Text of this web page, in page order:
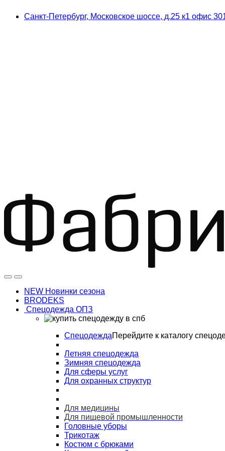
Санкт-Петербург, Московское шоссе, д.25 к1 офис
NEW Новинки сезона
BRODEKS
Спецодежда ОПЗ
СпецодеждаПерейдите к каталогу
Летняя спецодежда
Зимняя спецодежда
Для сферы услуг
Для охранных структур
Для медицины
Для пищевой промышленности
Головные уборы
Трикотаж
Костюм с брюками